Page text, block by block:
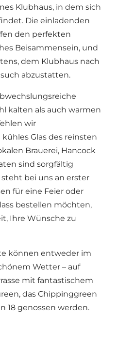
Klubhaus, in dem sich
Die einladenden
den perfekten
Beisammensein, und
dem Klubhaus nach
abzustatten.
kalten als auch warmen
wir
Glas des reinsten
Brauerei, Hancock
sind sorgfältig
bei uns an erster
für eine Feier oder
bestellen möchten,
Ihre Wünsche zu
können entweder im
Wetter – auf
mit fantastischem
das Chippinggreen
18 genossen werden.